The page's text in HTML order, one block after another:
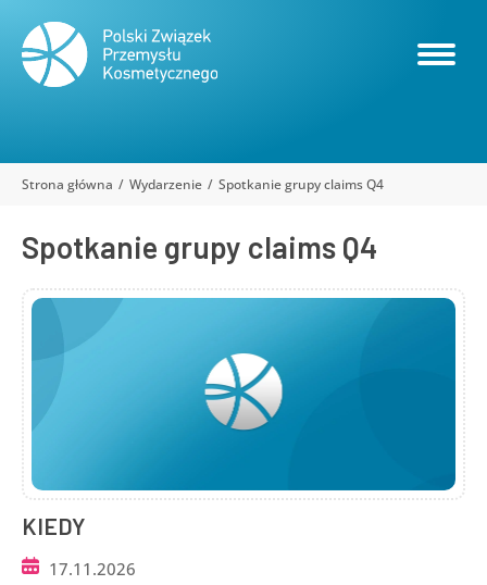
Jesteś tutaj:
Strona główna Wydarzenie Spotkanie grupy claims Q4
Spotkanie grupy claims Q4
KIEDY
17.11.2026